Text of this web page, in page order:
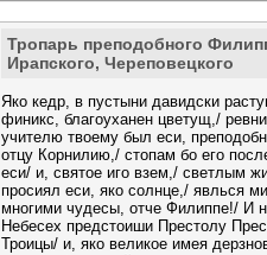
Тропарь преподобного
Ирапского, Череповецкого
Яко кедр, в пустыни давидски
финикс, благоуханен цветущ,/
учителю твоему был еси,
отцу Корнилию,/ стопам бо его
еси/ и, святое иго взем,/ светлым
просиял еси, яко солнце,/ явлься
многими чудесы, отче Филиппе!/ И
Небесех предстоиши Престолу
Троицы/ и, яко великое имея